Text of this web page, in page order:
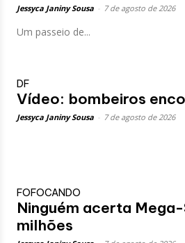
Jessyca Janiny Sousa 7 de agosto de 2026
Um passeio de...
DF
Vídeo: bombeiros
Jessyca Janiny Sousa 7 de agosto de 2026
FOFOCANDO
Ninguém acerta
milhões